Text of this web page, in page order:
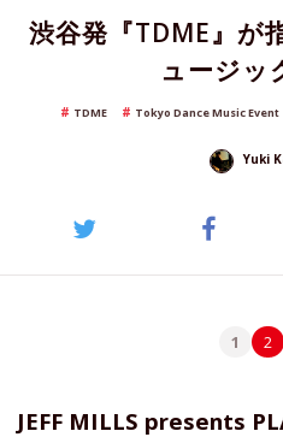
渋谷発『TDME』が
ュージッ
TDME Tokyo Dance Music Event
Yuki
1 2
JEFF MILLS presents